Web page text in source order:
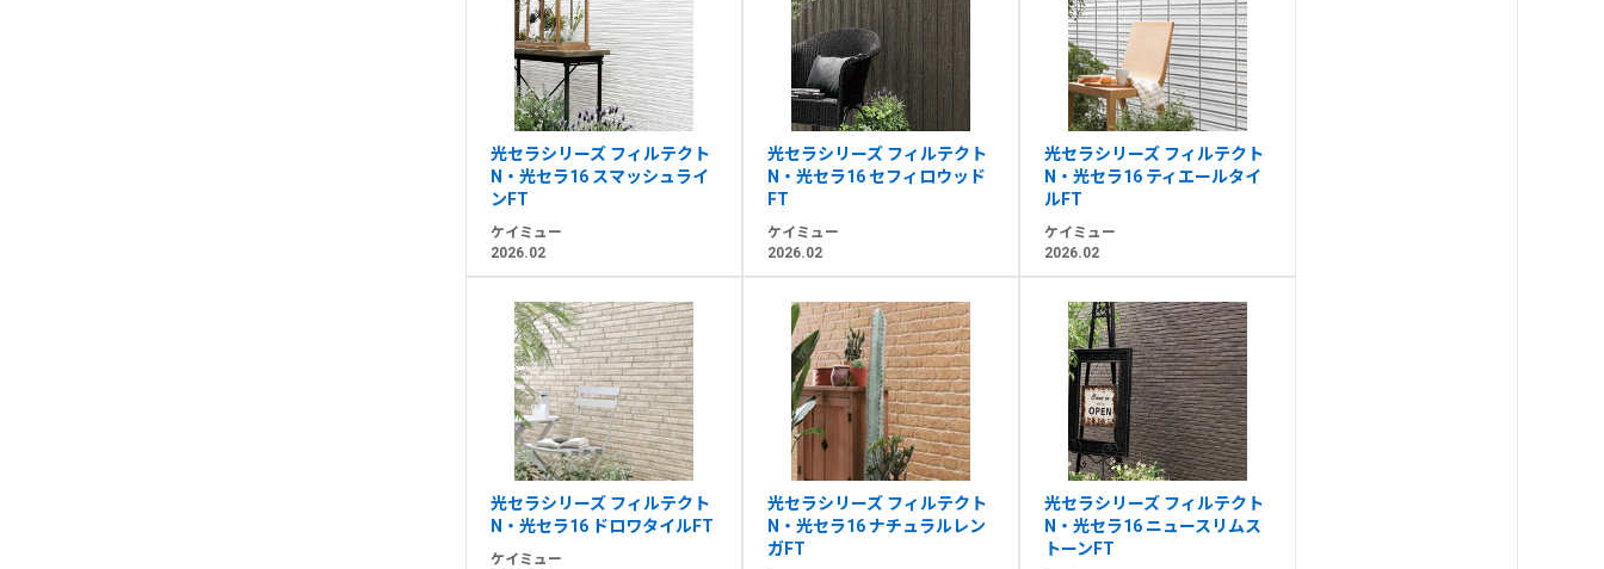
光セラシリーズ フィルテクト
N・光セラ16 スマッシュライ
ンFT
ケイミュー
2026.02
光セラシリーズ フィルテクト
N・光セラ16 セフィロウッド
FT
ケイミュー
2026.02
光セラシリーズ フィルテクト
N・光セラ16 ティエールタイ
ルFT
ケイミュー
2026.02
光セラシリーズ フィルテクト
N・光セラ16 ドロワタイルFT
ケイミュー
光セラシリーズ フィルテクト
N・光セラ16 ナチュラルレン
ガFT
光セラシリーズ フィルテクト
N・光セラ16 ニュースリムス
トーンFT